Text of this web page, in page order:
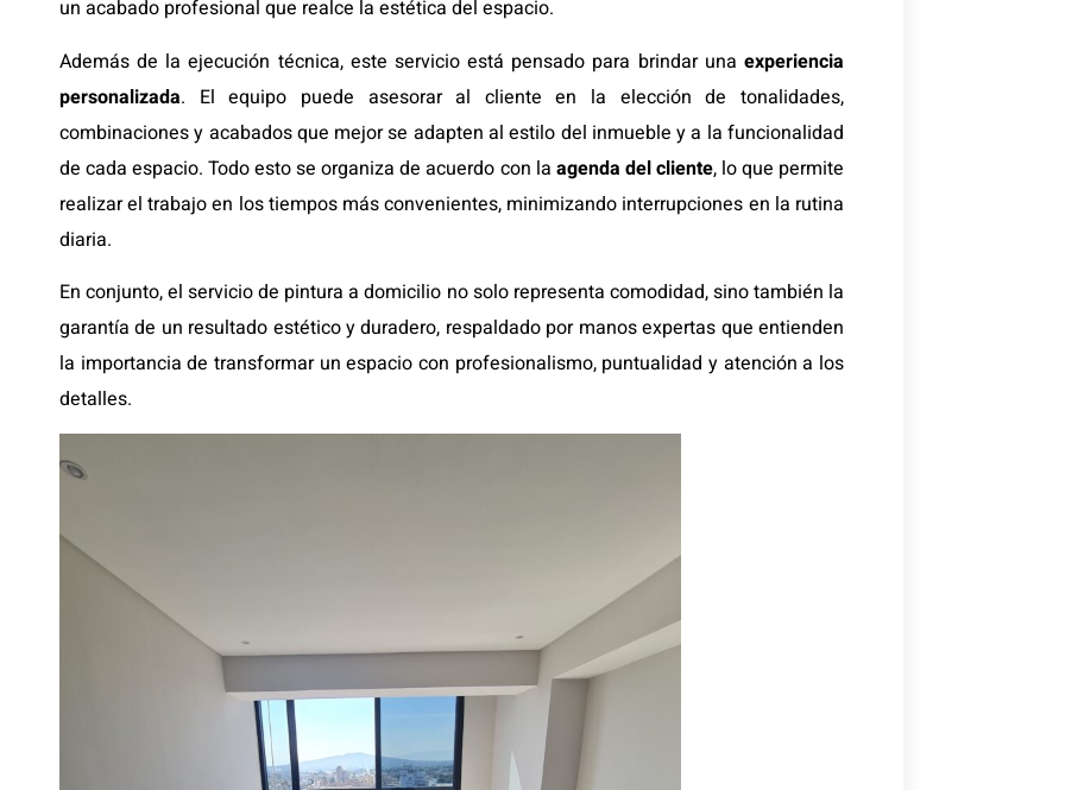
un acabado profesional que realce la estética del espacio.
Además de la ejecución técnica, este servicio está pensado para brindar una experiencia
personalizada. El equipo puede asesorar al cliente en la elección de tonalidades,
combinaciones y acabados que mejor se adapten al estilo del inmueble y a la funcionalidad
de cada espacio. Todo esto se organiza de acuerdo con la agenda del cliente, lo que permite
realizar el trabajo en los tiempos más convenientes, minimizando interrupciones en la rutina
diaria.
En conjunto, el servicio de pintura a domicilio no solo representa comodidad, sino también la
garantía de un resultado estético y duradero, respaldado por manos expertas que entienden
la importancia de transformar un espacio con profesionalismo, puntualidad y atención a los
detalles.